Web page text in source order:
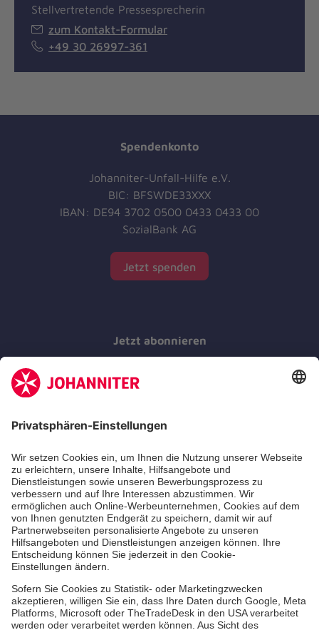
Stellvertretende Pressesprecherin
zum Kontakt-Formular
+49 30 26997-361
Spendenkonto
Johanniter-Unfall-Hilfe e.V.
BIC: BFSWDE33XXX
IBAN: DE94 3702 0500 0433 0433 00
SozialBank AG
Jetzt spenden
Jetzt abonnieren
Abständen über unsere Arbeit.
Jetzt abonnieren
Zertifizierung der Johanniter-Unfall-Hilfe e.V.
Über uns
Vor Ort